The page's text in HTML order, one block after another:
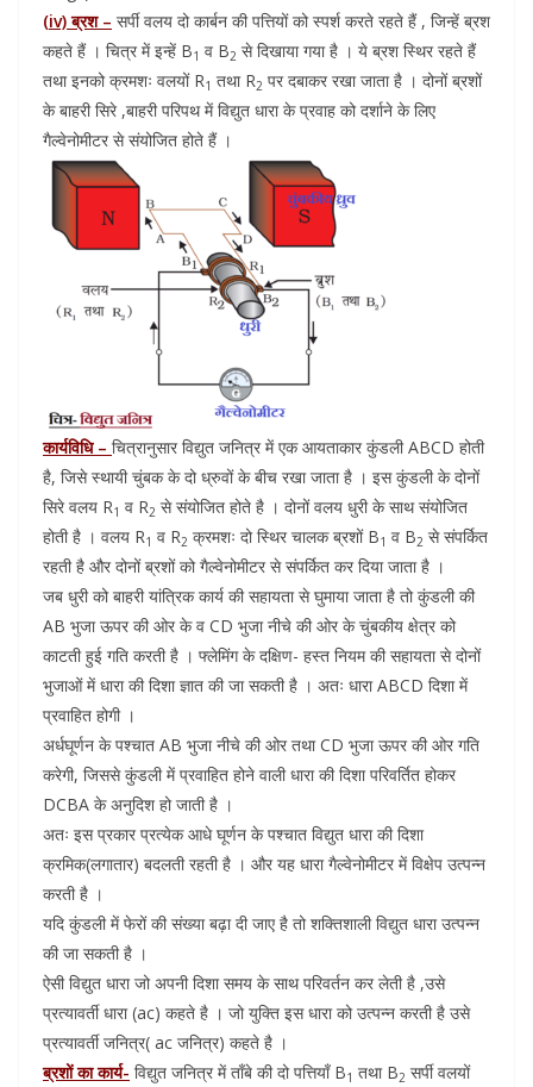
(iv) ब्रश – सर्पी वलय दो कार्बन की पत्तियों को स्पर्श करते रहते हैं , जिन्हें ब्रश
कहते हैं । चित्र में इन्हें B1 व B2 से दिखाया गया है । ये ब्रश स्थिर रहते हैं
तथा इनको क्रमशः वलयों R1 तथा R2 पर दबाकर रखा जाता है । दोनों ब्रशों
के बाहरी सिरे ,बाहरी परिपथ में विद्युत धारा के प्रवाह को दर्शाने के लिए
गैल्वेनोमीटर से संयोजित होते हैं ।
कार्यविधि – चित्रानुसार विद्युत जनित्र में एक आयताकार कुंडली ABCD होती
है, जिसे स्थायी चुंबक के दो ध्रुवों के बीच रखा जाता है । इस कुंडली के दोनों
सिरे वलय R1 व R2 से संयोजित होते है । दोनों वलय धुरी के साथ संयोजित
होती है । वलय R1 व R2 क्रमशः दो स्थिर चालक ब्रशों B1 व B2 से संपर्कित
रहती है और दोनों ब्रशों को गैल्वेनोमीटर से संपर्कित कर दिया जाता है ।
जब धुरी को बाहरी यांत्रिक कार्य की सहायता से घुमाया जाता है तो कुंडली की
AB भुजा ऊपर की ओर के व CD भुजा नीचे की ओर के चुंबकीय क्षेत्र को
काटती हुई गति करती है । फ्लेमिंग के दक्षिण- हस्त नियम की सहायता से दोनों
भुजाओं में धारा की दिशा ज्ञात की जा सकती है । अतः धारा ABCD दिशा में
प्रवाहित होगी ।
अर्धघूर्णन के पश्चात AB भुजा नीचे की ओर तथा CD भुजा ऊपर की ओर गति
करेगी, जिससे कुंडली में प्रवाहित होने वाली धारा की दिशा परिवर्तित होकर
DCBA के अनुदिश हो जाती है ।
अतः इस प्रकार प्रत्येक आधे घूर्णन के पश्चात विद्युत धारा की दिशा
क्रमिक(लगातार) बदलती रहती है । और यह धारा गैल्वेनोमीटर में विक्षेप उत्पन्न
करती है ।
यदि कुंडली में फेरों की संख्या बढ़ा दी जाए है तो शक्तिशाली विद्युत धारा उत्पन्न
की जा सकती है ।
ऐसी विद्युत धारा जो अपनी दिशा समय के साथ परिवर्तन कर लेती है ,उसे
प्रत्यावर्ती धारा (ac) कहते है । जो युक्ति इस धारा को उत्पन्न करती है उसे
प्रत्यावर्ती जनित्र( ac जनित्र) कहते है ।
ब्रशों का कार्य- विद्युत जनित्र में ताँबे की दो पत्तियाँ B1 तथा B2 सर्पी वलयों